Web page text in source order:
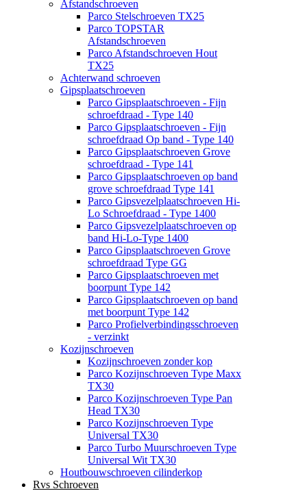
Afstandschroeven
Parco Stelschroeven TX25
Parco TOPSTAR
Afstandschroeven
Parco Afstandschroeven Hout
TX25
Achterwand schroeven
Gipsplaatschroeven
Parco Gipsplaatschroeven - Fijn
schroefdraad - Type 140
Parco Gipsplaatschroeven - Fijn
schroefdraad Op band - Type 140
Parco Gipsplaatschroeven Grove
schroefdraad - Type 141
Parco Gipsplaatschroeven op band
grove schroefdraad Type 141
Parco Gipsvezelplaatschroeven Hi-
Lo Schroefdraad - Type 1400
Parco Gipsvezelplaatschroeven op
band Hi-Lo-Type 1400
Parco Gipsplaatschroeven Grove
schroefdraad Type GG
Parco Gipsplaatschroeven met
boorpunt Type 142
Parco Gipsplaatschroeven op band
met boorpunt Type 142
Parco Profielverbindingsschroeven
- verzinkt
Kozijnschroeven
Kozijnschroeven zonder kop
Parco Kozijnschroeven Type Maxx
TX30
Parco Kozijnschroeven Type Pan
Head TX30
Parco Kozijnschroeven Type
Universal TX30
Parco Turbo Muurschroeven Type
Universal Wit TX30
Houtbouwschroeven cilinderkop
Rvs Schroeven